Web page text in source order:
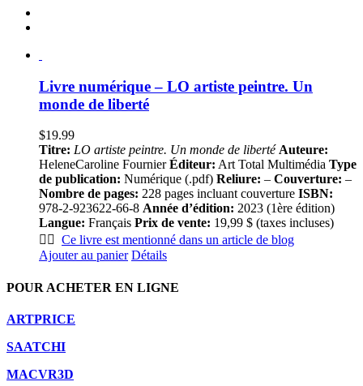
Livre numérique – LO artiste peintre. Un
monde de liberté
$19.99
Titre: LO artiste peintre. Un monde de liberté Auteure:
HeleneCaroline FournierÉditeur: Art Total Multimédia Type
de publication: Numérique (.pdf) Reliure: – Couverture: –
Nombre de pages: 228 pages incluant couverture ISBN:
978-2-923622-66-8 Année d’édition: 2023 (1ère édition)
Langue: Français Prix de vente: 19,99 $ (taxes incluses)
👍🏻 Ce livre est mentionné dans un article de blog
Ajouter au panier Détails
POUR ACHETER EN LIGNE
ARTPRICE
SAATCHI
MACVR3D